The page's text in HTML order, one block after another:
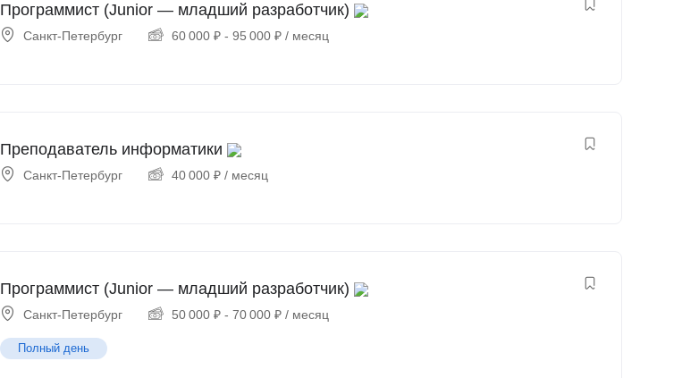
Программист (Junior — младший разработчик)
Санкт-Петербург 60 000 ₽ -95 000 ₽ / месяц
Преподаватель информатики
Санкт-Петербург 40 000 ₽ / месяц
Программист (Junior — младший разработчик)
Санкт-Петербург 50 000 ₽ -70 000 ₽ / месяц
Полный день